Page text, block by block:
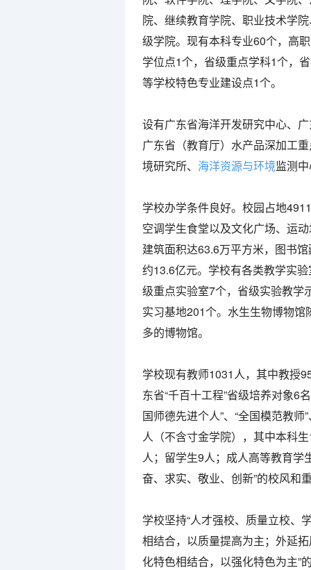
院、继续教育学院、职业技术学
级学院。现有本科专业60个，高
学位点1个，省级重点学科1个，
等学校特色专业建设点1个。
设有广东省海洋开发研究中心、
广东省（教育厅）水产品深加工
境研究所、 海洋资源与环境监测
学校办学条件良好。校园占地
空调学生食堂以及文化广场、运
建筑面积达63.6万平方米，图书
约13.6亿元。学校有各类教学实
级重点实验室7个，省级实验教学
实习基地201个。水生生物博物
多的博物馆。
学校现有教师1031人，其中教授
东省“千百十工程”省级培养对象6
国师德先进个人”、“全国模范教
人（不含寸金学院），其中本科
人；留学生9人；成人高等教育学
奋、求实、敬业、创新”的校风和
学校坚持“人才强校、质量立校、
相结合，以质量提高为主；外延
化特色相结合，以强化特色为主”